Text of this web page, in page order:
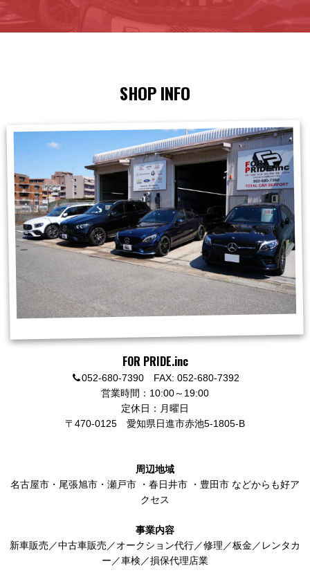
SHOP INFO
FOR PRIDE.inc
052-680-7390 FAX: 052-680-7392
営業時間：10:00～19:00
定休日：月曜日
〒470-0125 愛知県日進市赤池5-1805-B
周辺地域
名古屋市 ・ 尾張旭市 ・ 瀬戸市 ・ 春日井市 ・ 豊田市 などからも好ア
クセス
事業内容
新車販売／中古車販売／オークション代行／修理／板金／レンタカ
ー／車検／損保代理店業